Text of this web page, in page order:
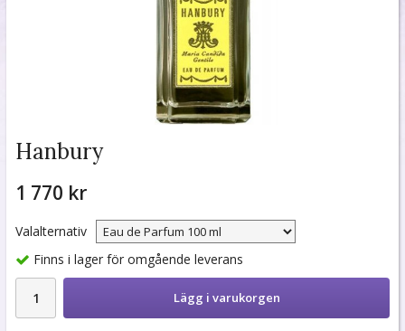
Hanbury
1 770 kr
Valalternativ
Finns i lager för omgående leverans
Lägg i varukorgen